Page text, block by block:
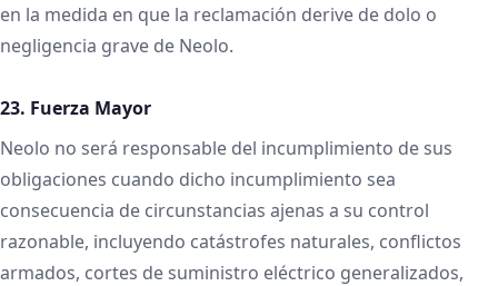
en la medida en que la reclamación derive de dolo o
negligencia grave de Neolo.
23. Fuerza Mayor
Neolo no será responsable del incumplimiento de sus
obligaciones cuando dicho incumplimiento sea
consecuencia de circunstancias ajenas a su control
razonable, incluyendo catástrofes naturales, conflictos
armados, cortes de suministro eléctrico generalizados,